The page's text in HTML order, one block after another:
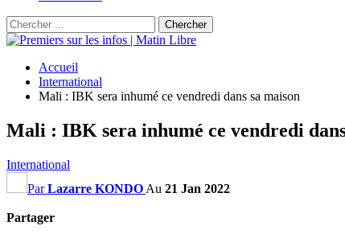
Accueil
International
Mali : IBK sera inhumé ce vendredi dans sa maison
Mali : IBK sera inhumé ce vendredi
International
ParLazarre KONDO Au 21 Jan 2022
Partager